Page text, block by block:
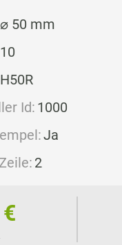
⌀ 50 mm
10
H50R
Id: 1000
Ja
2